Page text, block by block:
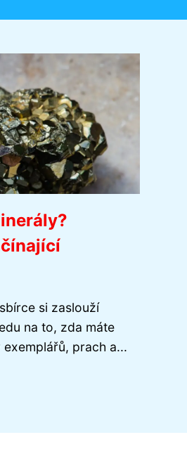
si zaslouží
na to, zda máte
prach a...